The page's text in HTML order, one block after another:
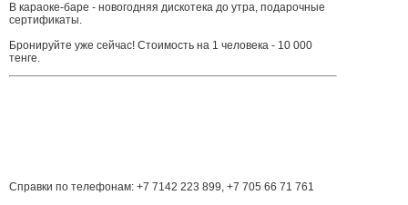
В караоке-баре - новогодняя дискотека до утра, подарочные
сертификаты.
Бронируйте уже сейчас! Стоимость на 1 человека - 10 000
тенге.
Справки по телефонам: +7 7142 223 899, +7 705 66 71 761